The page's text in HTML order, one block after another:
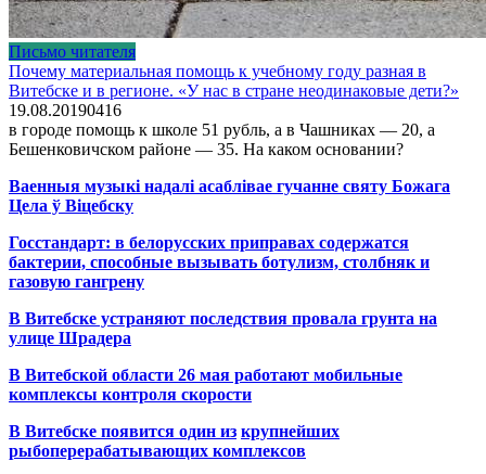
Письмо читателя
Почему материальная помощь к учебному году разная в
Витебске и в регионе. «У нас в стране неодинаковые дети?»
19.08.20190416
в городе помощь к школе 51 рубль, а в Чашниках — 20, а
Бешенковичском районе — 35. На каком основании?
Ваенныя музыкі надалі асаблівае гучанне святу Божага
Цела ў Віцебску
Госстандарт: в белорусских приправах содержатся
бактерии, способные вызывать ботулизм, столбняк и
газовую гангрену
В Витебске устраняют последствия провала грунта на
улице Шрадера
В Витебской области 26 мая работают мобильные
комплексы контроля скорости
В Витебске появится один из крупнейших
рыбоперерабатывающих комплексов